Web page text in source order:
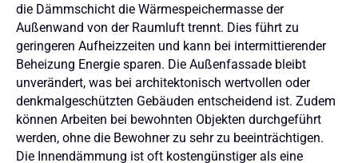
die Dämmschicht die Wärmespeichermasse der
Außenwand von der Raumluft trennt. Dies führt zu
geringeren Aufheizzeiten und kann bei intermittierender
Beheizung Energie sparen. Die Außenfassade bleibt
unverändert, was bei architektonisch wertvollen oder
denkmalgeschützten Gebäuden entscheidend ist. Zudem
können Arbeiten bei bewohnten Objekten durchgeführt
werden, ohne die Bewohner zu sehr zu beeinträchtigen.
Die Innendämmung ist oft kostengünstiger als eine